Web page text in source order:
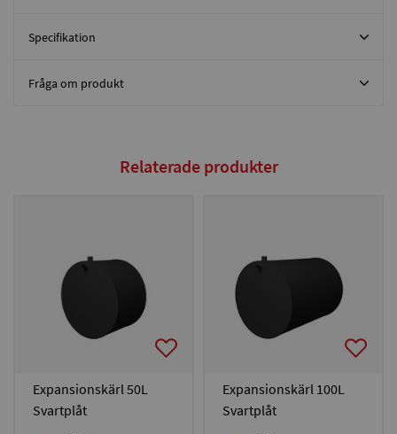
Specifikation
Fråga om produkt
Relaterade produkter
Expansionskärl 50L
Svartplåt
Expansionskärl 100L
Svartplåt